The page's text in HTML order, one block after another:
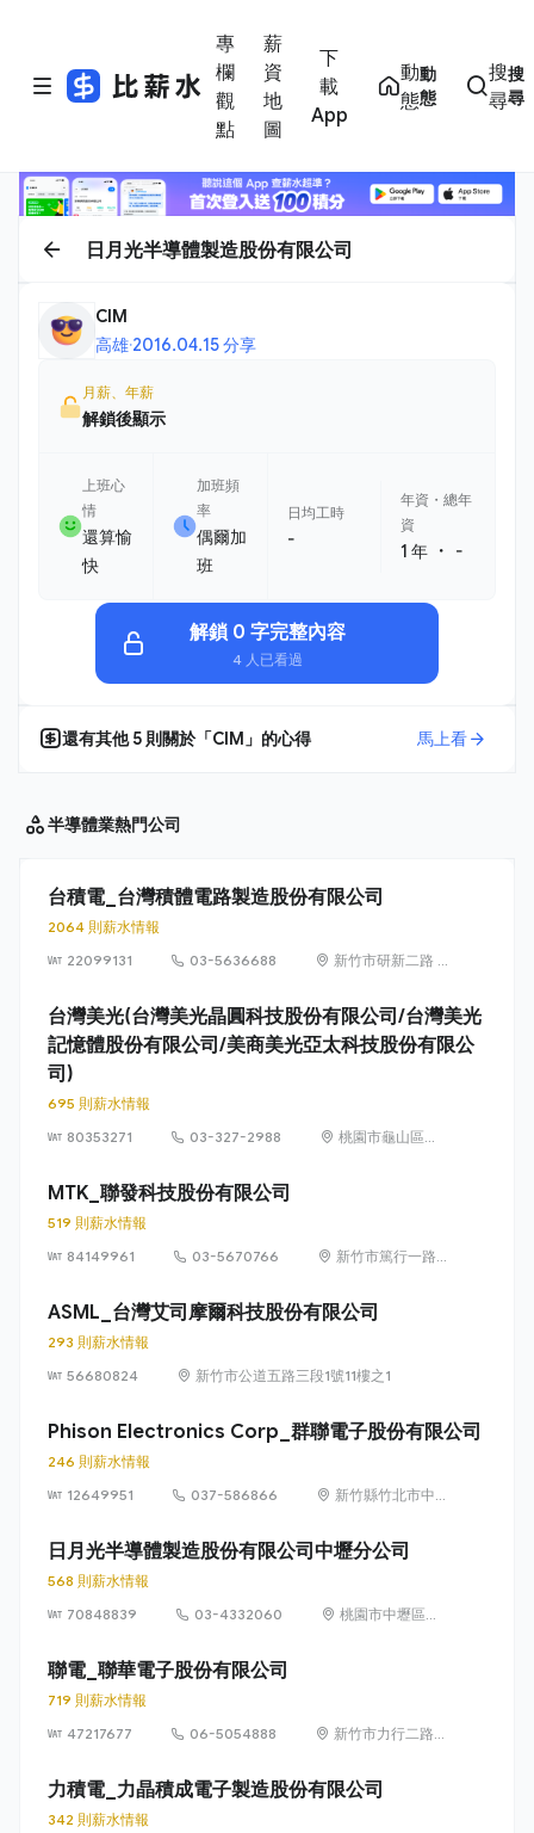
專
欄
觀
點
薪
資
地
圖
下
載
App
動
態
動
態
搜
尋
搜
尋
日月光半導體製造股份有限公司
CIM
高雄·2016.04.15 分享
月薪、年薪
解鎖後顯示
上班心
情
還算愉
快
加班頻
率
偶爾加
班
日均工時
-
年資・總年
資
1 年 ・ -
解鎖 0 字完整內容
4 人已看過
還有其他5 則關於「CIM 」的心得 馬上看
半導體業熱門公司
台積電_台灣積體電路製造股份有限公司
2064 則薪水情報
22099131
03-5636688
新竹市研新二路 8
區）
台灣美光(台灣美光晶圓科技股份有限公司/台灣美光
記憶體股份有限公司/美商美光亞太科技股份有限公
司)
695 則薪水情報
80353271
03-327-2988
桃園市龜山區文
MTK_聯發科技股份有限公司
519 則薪水情報
84149961
03-5670766
新竹市篤行一路 1
區）
ASML_台灣艾司摩爾科技股份有限公司
293 則薪水情報
56680824
新竹市公道五路三段1號11樓之1
Phison Electronics Corp_群聯電子股份有限公司
246 則薪水情報
12649951
037-586866
新竹縣竹北市中
號10樓之6
日月光半導體製造股份有限公司中壢分公司
568 則薪水情報
70848839
03-4332060
桃園市中壢區中
聯電_聯華電子股份有限公司
719 則薪水情報
47217677
06-5054888
新竹市力行二路3
區）
力積電_力晶積成電子製造股份有限公司
342 則薪水情報